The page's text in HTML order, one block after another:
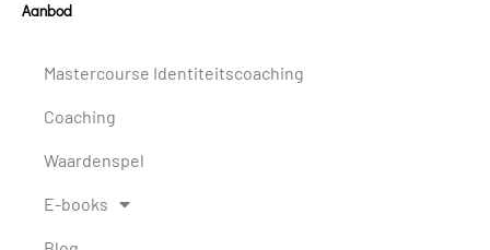
Aanbod
Mastercourse Identiteitscoaching
Coaching
Waardenspel
E-books